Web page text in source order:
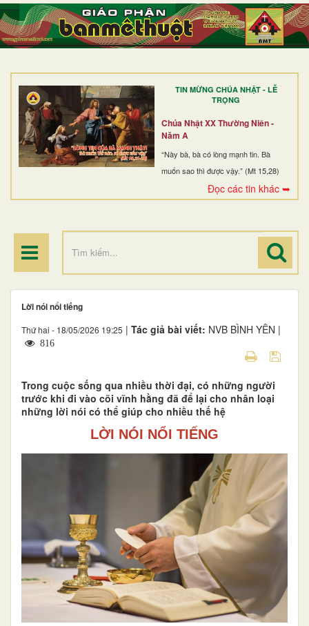
TIN MỪNG CHÚA NHẬT - LỄ
TRỌNG
Chúa Nhật XX Thường Niên -
Năm A
“Này bà, bà có lòng mạnh tin. Bà
muốn sao thì được vậy.” (Mt 15,28)
Đọc các tin khác ➥
TRANG NHẤT
GIỚI THIỆU
DÒNG TU
BAN MỤC VỤ
ĐOÀN THỂ CG
ĐIỂM HÀNH HƯƠNG
Lời nói nổi tiếng
Thứ hai - 18/05/2026 19:25 | Tác giả bài viết: NVB BÌNH YÊN |
816
Trong cuộc sống qua nhiều thời đại, có những người
trước khi đi vào cõi vĩnh hằng đã để lại cho nhân loại
những lời nói có thể giúp cho nhiều thế hệ
LỜI NÓI NỔI TIẾNG